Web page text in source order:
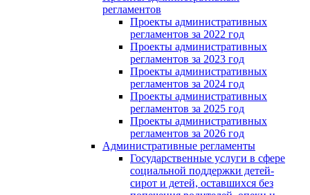
регламентов
Проекты административных
регламентов за 2022 год
Проекты административных
регламентов за 2023 год
Проекты административных
регламентов за 2024 год
Проекты административных
регламентов за 2025 год
Проекты административных
регламентов за 2026 год
Административные регламенты
Государственные услуги в сфере
социальной поддержки детей-
сирот и детей, оставшихся без